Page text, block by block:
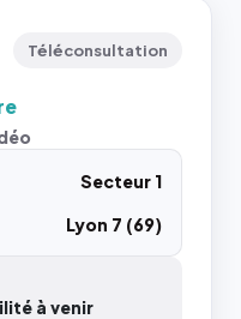
Téléconsultation
Secteur 1
Lyon 7 (69)
à venir